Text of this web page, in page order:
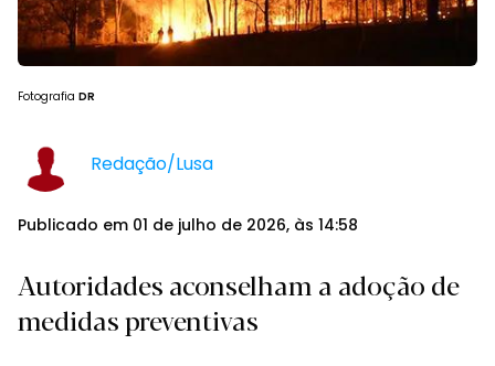
Fotografia DR
Redação/Lusa
Publicado em 01 de julho de 2026, às 14:58
Autoridades aconselham a adoção de
medidas preventivas